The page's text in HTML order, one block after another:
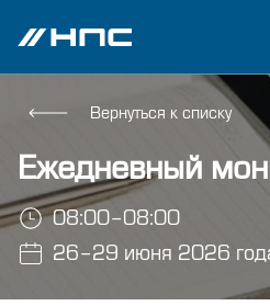
Вернуться к списку
Ежедневный
08:00–08:00
26–29 июня 2026